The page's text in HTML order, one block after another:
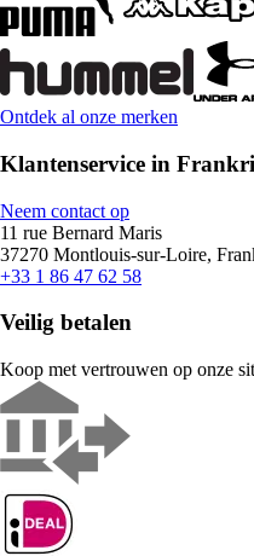
Ontdek al onze merken
Klantenservice in
Neem contact op
11 rue Bernard Maris
37270 Montlouis-sur-Loire,
+33 1 86 47 62 58
Veilig betalen
Koop met vertrouwen op onze